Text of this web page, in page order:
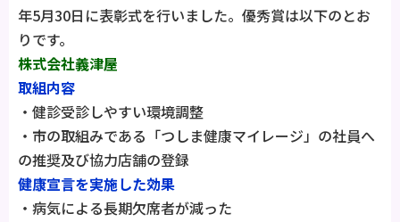
年5月30日に表彰式を行いました。優秀賞は以下のとお
りです。
株式会社義津屋
取組内容
・健診受診しやすい環境調整
・市の取組みである「つしま健康マイレージ」の社員へ
の推奨及び協力店舗の登録
健康宣言を実施した効果
・病気による長期欠席者が減った